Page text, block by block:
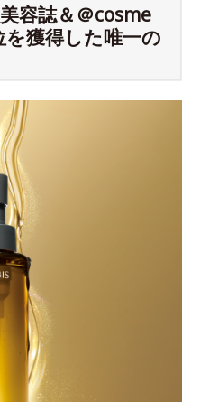
容誌＆＠cosme
獲得した唯一の